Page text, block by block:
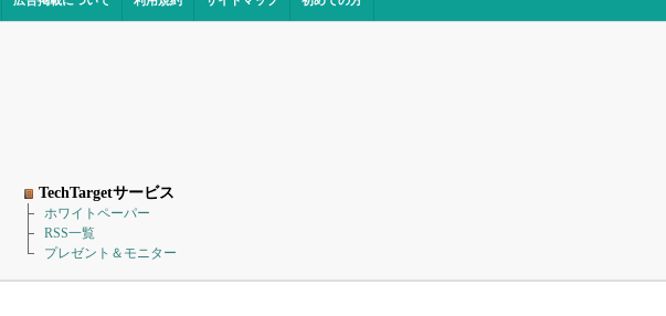
TechTargetサービス
ホワイトペーパー
RSS一覧
プレゼント＆モニター